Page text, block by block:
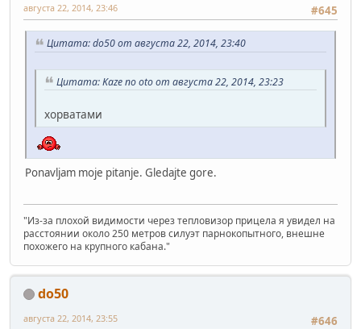
#645
августа 22, 2014, 23:46
Цитата: do50 от августа 22, 2014, 23:40
Цитата: Kaze no oto от августа 22, 2014, 23:23
хорватами
Ponavljam moje pitanje. Gledajte gore.
"Из-за плохой видимости через тепловизор прицела я увидел на
расстоянии около 250 метров силуэт парнокопытного, внешне
похожего на крупного кабана."
do50
#646
августа 22, 2014, 23:55